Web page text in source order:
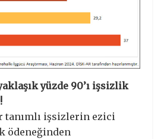
yüzde 90’ı işsizlik
tanımlı işsizlerin ezici
ödeneğinden